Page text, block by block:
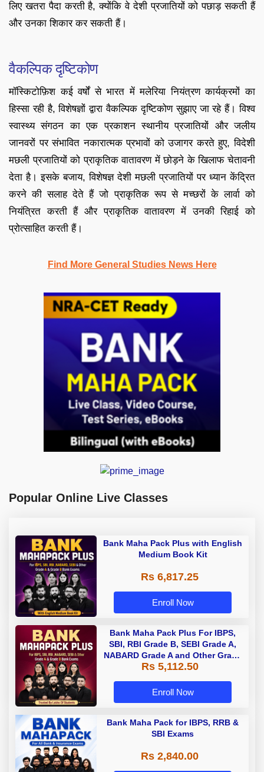
लिए खतरा पैदा करती है, क्योंकि वे देशी प्रजातियों को पछाड़ सकती हैं
और उनका शिकार कर सकती हैं।
वैकल्पिक दृष्टिकोण
मॉस्किटोफ़िश कई वर्षों से भारत में मलेरिया नियंत्रण कार्यक्रमों का
हिस्सा रही है, विशेषज्ञों द्वारा वैकल्पिक दृष्टिकोण सुझाए जा रहे हैं। विश्व
स्वास्थ्य संगठन का एक प्रकाशन स्थानीय प्रजातियों और जलीय
जानवरों पर संभावित नकारात्मक प्रभावों को उजागर करते हुए, विदेशी
मछली प्रजातियों को प्राकृतिक वातावरण में छोड़ने के खिलाफ चेतावनी
देता है। इसके बजाय, विशेषज्ञ देशी मछली प्रजातियों पर ध्यान केंद्रित
करने की सलाह देते हैं जो प्राकृतिक रूप से मच्छरों के लार्वा को
नियंत्रित करती हैं और प्राकृतिक वातावरण में उनकी रिहाई को
प्रोत्साहित करती हैं।
Find More General Studies News Here
Popular Online Live Classes
Bank Maha Pack Plus with English
Medium Book Kit
Rs 6,817.25
Enroll Now
Bank Maha Pack Plus For IBPS,
SBI, RBI Grade B, SEBI Grade A,
NABARD Grade A and Other Grade
A & Grade B Bank Exams
Rs 5,112.50
Enroll Now
Bank Maha Pack for IBPS, RRB &
SBI Exams
Rs 2,840.00